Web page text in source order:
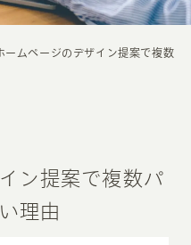
ームページのデザイン提案で複数
ン提案で複数パ
理由